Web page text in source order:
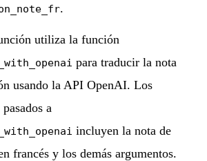
.
utiliza la función
para traducir la nota
usando la API OpenAI. Los
a
incluyen la nota de
francés y los demás argumentos.